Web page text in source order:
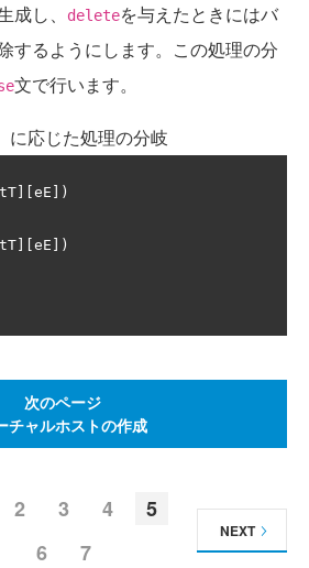
し、
deleteを与えたときにはバ
するようにします。この処理の分
文で行います。
に応じた処理の分岐
tT eE ])
tT eE ])
次のページ
チャルホストの作成
2 3 4
5
6
7
NEXT